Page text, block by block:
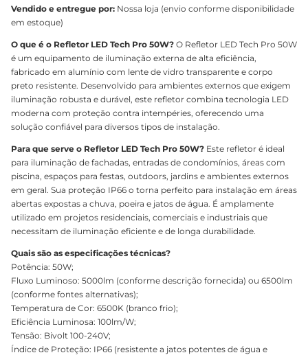
Vendido e entregue por: Nossa loja (envio conforme disponibilidade
em estoque)
O que é o Refletor LED Tech Pro 50W? O Refletor LED Tech Pro 50W
é um equipamento de iluminação externa de alta eficiência,
fabricado em alumínio com lente de vidro transparente e corpo
preto resistente. Desenvolvido para ambientes externos que exigem
iluminação robusta e durável, este refletor combina tecnologia LED
moderna com proteção contra intempéries, oferecendo uma
solução confiável para diversos tipos de instalação.
Para que serve o Refletor LED Tech Pro 50W? Este refletor é ideal
para iluminação de fachadas, entradas de condomínios, áreas com
piscina, espaços para festas, outdoors, jardins e ambientes externos
em geral. Sua proteção IP66 o torna perfeito para instalação em áreas
abertas expostas a chuva, poeira e jatos de água. É amplamente
utilizado em projetos residenciais, comerciais e industriais que
necessitam de iluminação eficiente e de longa durabilidade.
Quais são as especificações técnicas?
Potência: 50W;
Fluxo Luminoso: 5000lm (conforme descrição fornecida) ou 6500lm
(conforme fontes alternativas);
Temperatura de Cor: 6500K (branco frio);
Eficiência Luminosa: 100lm/W;
Tensão: Bivolt 100-240V;
Índice de Proteção: IP66 (resistente a jatos potentes de água e